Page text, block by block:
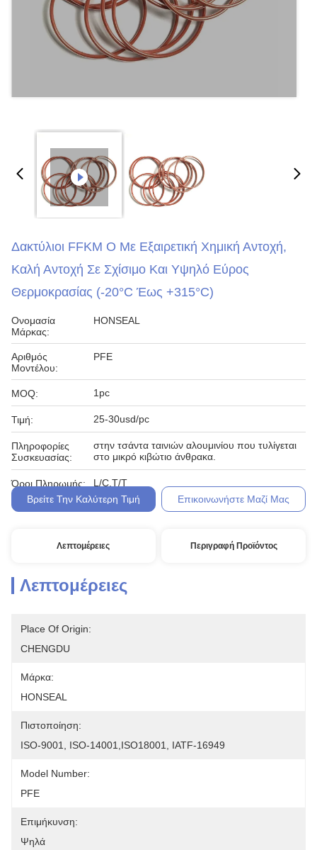
Δακτύλιοι FFKM O Με Εξαιρετική Χημική Αντοχή,
Καλή Αντοχή Σε Σχίσιμο Και Υψηλό Εύρος
Θερμοκρασίας (-20°C Έως +315°C)
Ονομασία
Μάρκας:
HONSEAL
Αριθμός
Μοντέλου:
PFE
MOQ: 1pc
Τιμή: 25-30usd/pc
Πληροφορίες
Συσκευασίας:
στην τσάντα ταινιών αλουμινίου που τυλίγεται
στο μικρό κιβώτιο άνθρακα.
Όροι Πληρωμής:
L/C,T/T
Βρείτε Την Καλύτερη Τιμή
Επικοινωνήστε Μαζί Μας
Λεπτομέρειες Περιγραφή Προϊόντος
Λεπτομέρειες
Place Of Origin:
CHENGDU
Μάρκα:
HONSEAL
Πιστοποίηση:
ISO-9001, ISO-14001,ISO18001, IATF-16949
Model Number:
PFE
Επιμήκυνση:
Ψηλά